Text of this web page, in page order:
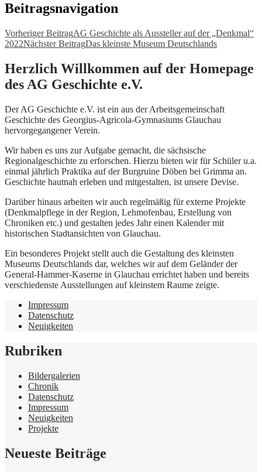
Beitragsnavigation
Vorheriger BeitragAG Geschichte als Aussteller auf der „Denkmal“
2022Nächster BeitragDas kleinste Museum Deutschlands
Herzlich Willkommen auf der Homepage
des AG Geschichte e.V.
Der AG Geschichte e.V. ist ein aus der Arbeitsgemeinschaft
Geschichte des Georgius-Agricola-Gymnasiums Glauchau
hervorgegangener Verein.
Wir haben es uns zur Aufgabe gemacht, die sächsische
Regionalgeschichte zu erforschen. Hierzu bieten wir für Schüler u.a.
einmal jährlich Praktika auf der Burgruine Döben bei Grimma an.
Geschichte hautnah erleben und mitgestalten, ist unsere Devise.
Darüber hinaus arbeiten wir auch regelmäßig für externe Projekte
(Denkmalpflege in der Region, Lehmofenbau, Erstellung von
Chroniken etc.) und gestalten jedes Jahr einen Kalender mit
historischen Stadtansichten von Glauchau.
Ein besonderes Projekt stellt auch die Gestaltung des kleinsten
Museums Deutschlands dar, welches wir auf dem Geländer der
General-Hammer-Kaserne in Glauchau errichtet haben und bereits
verschiedenste Ausstellungen auf kleinstem Raume zeigte.
Impressum
Datenschutz
Neuigkeiten
Rubriken
Bildergalerien
Chronik
Datenschutz
Impressum
Neuigkeiten
Projekte
Neueste Beiträge